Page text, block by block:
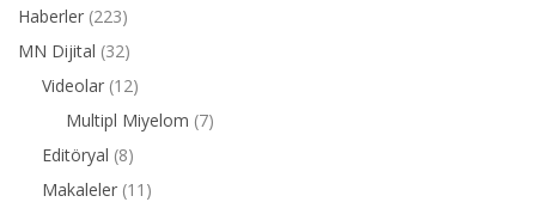
Haberler (223)
MN Dijital (32)
Videolar (12)
Multipl Miyelom (7)
Editöryal (8)
Makaleler (11)